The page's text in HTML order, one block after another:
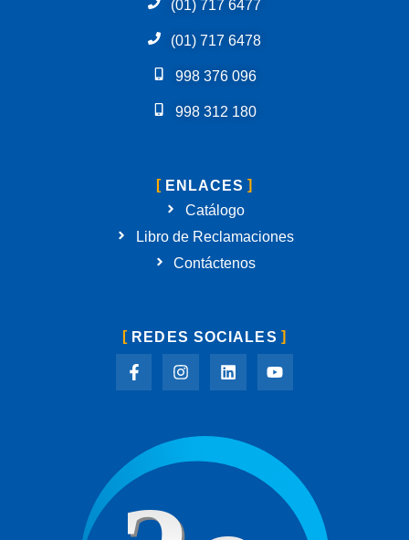
(01) 717 6477
(01) 717 6478
998 376 096
998 312 180
ENLACES
Catálogo
Libro de Reclamaciones
Contáctenos
REDES SOCIALES